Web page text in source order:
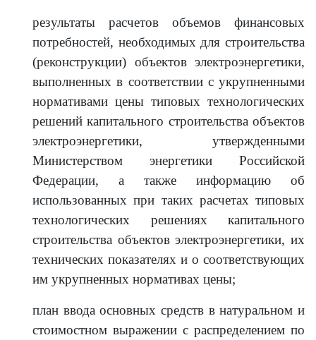
результаты расчетов объемов финансовых
потребностей, необходимых для строительства
(реконструкции) объектов электроэнергетики,
выполненных в соответствии с укрупненными
нормативами цены типовых технологических
решений капитального строительства объектов
электроэнергетики, утвержденными
Министерством энергетики Российской
Федерации, а также информацию об
использованных при таких расчетах типовых
технологических решениях капитального
строительства объектов электроэнергетики, их
технических показателях и о соответствующих
им укрупненных нормативах цены;
план ввода основных средств в натуральном и
стоимостном выражении с распределением по